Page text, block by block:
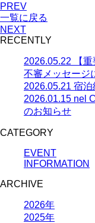
PREV
一覧に戻る
NEXT
RECENTLY
2026.05.22
【
不審メッセージ
2026.05.21 宿泊
2026.01.15 nel
のお知らせ
CATEGORY
EVENT
INFORMATION
ARCHIVE
2026年
2025年